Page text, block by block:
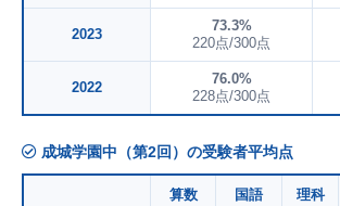
2023
73.3%
220点/300点
2022
76.0%
228点/300点
成城学園中（第2回）の受験者平均点
算数
国語
理科